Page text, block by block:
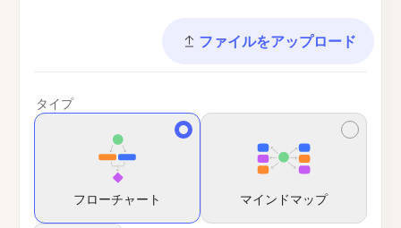
ファイルをアップロード
タイプ
フローチャート マインドマップ